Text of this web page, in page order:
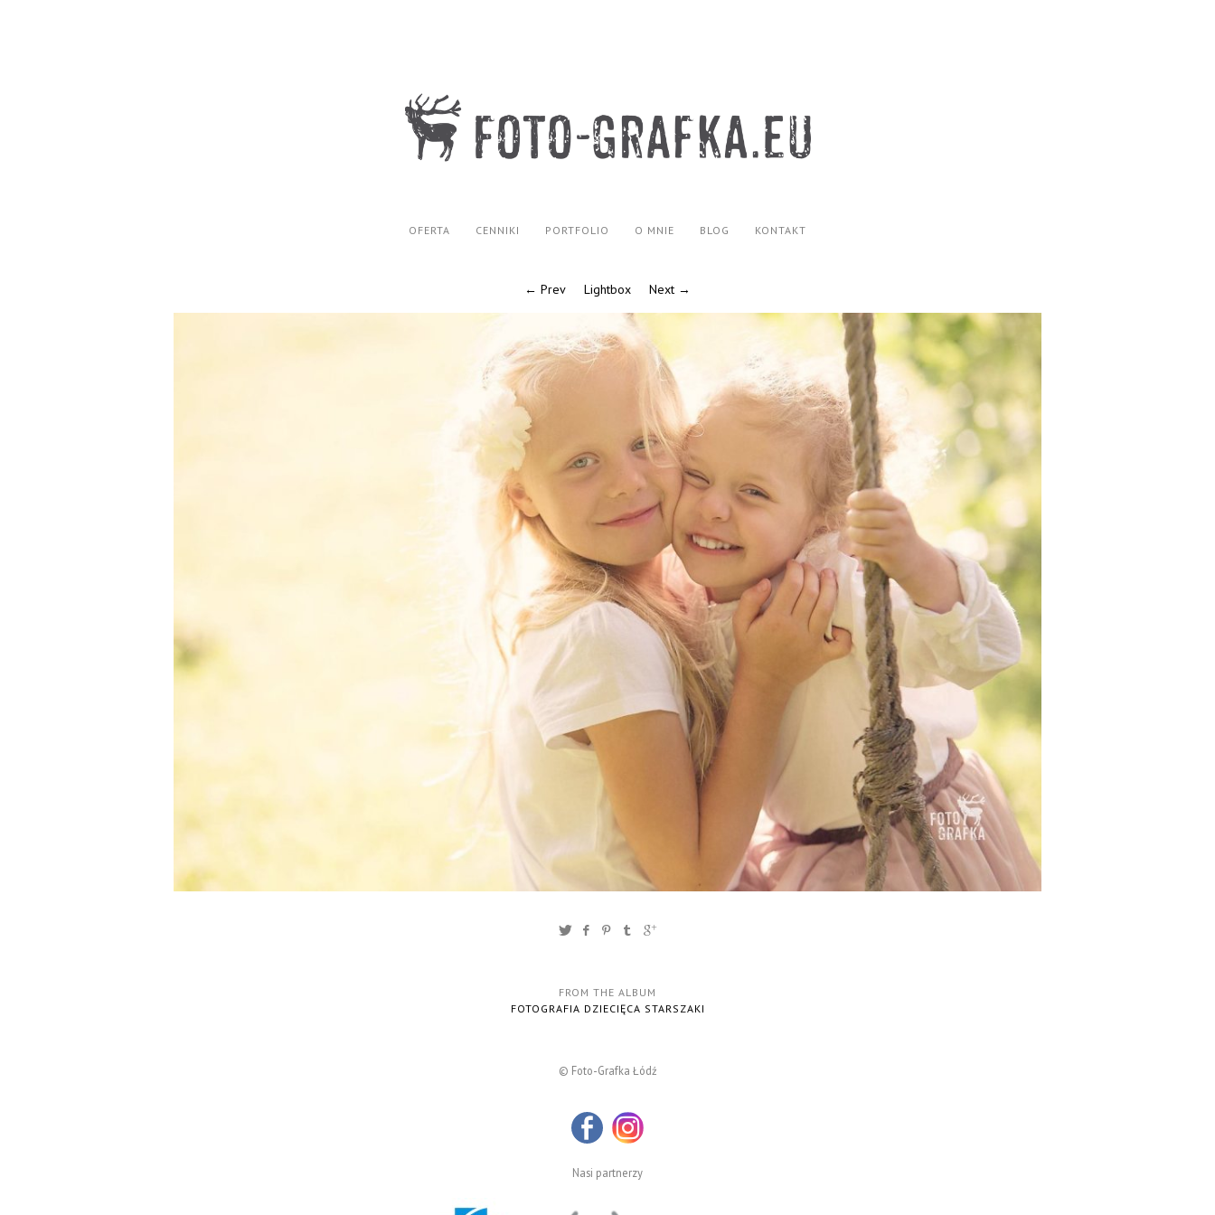
OFERTA CENNIKI PORTFOLIO O MNIE BLOG KONTAKT
← Prev Lightbox Next →
FROM THE ALBUM
FOTOGRAFIA DZIECIĘCA STARSZAKI
© Foto-Grafka Łódź
Nasi partnerzy